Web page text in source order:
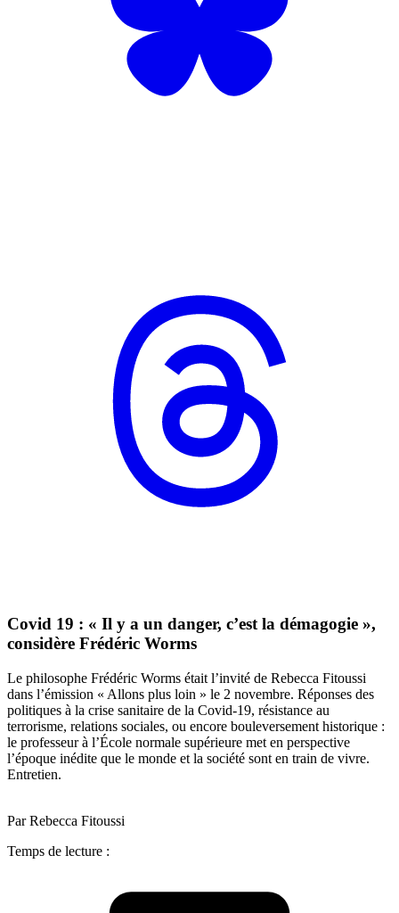
Covid 19 : « Il y a un danger, c’est la démagogie »,
considère Frédéric Worms
Le philosophe Frédéric Worms était l’invité de Rebecca Fitoussi
dans l’émission « Allons plus loin » le 2 novembre. Réponses des
politiques à la crise sanitaire de la Covid-19, résistance au
terrorisme, relations sociales, ou encore bouleversement historique :
le professeur à l’École normale supérieure met en perspective
l’époque inédite que le monde et la société sont en train de vivre.
Entretien.
Par Rebecca Fitoussi
Temps de lecture :